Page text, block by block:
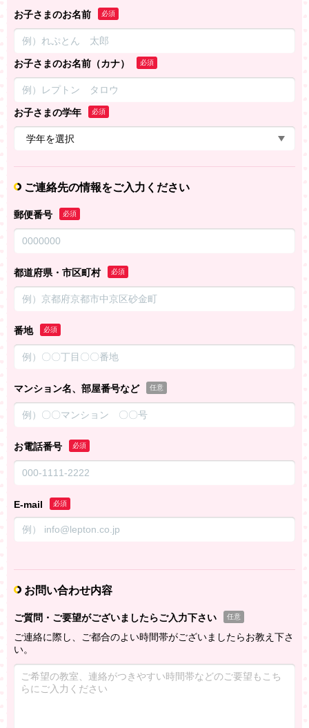
お子さまのお名前 必須
お子さまのお名前（カナ） 必須
お子さまの学年 必須
ご連絡先の情報をご入力ください
郵便番号 必須
都道府県・市区町村 必須
番地 必須
マンション名、部屋番号など 任意
お電話番号 必須
E-mail 必須
お問い合わせ内容
ご質問・ご要望がございましたらご入力下さい 任意
ご連絡に際し、ご都合のよい時間帯がございましたらお教え下さ
い。